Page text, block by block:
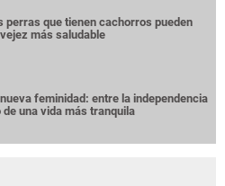
perras que tienen cachorros pueden
más saludable
feminidad: entre la independencia
de una vida más tranquila